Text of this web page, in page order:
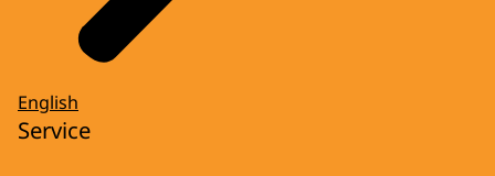
English
Service